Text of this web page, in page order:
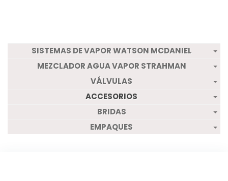
SISTEMAS DE VAPOR WATSON MCDANIEL
MEZCLADOR AGUA VAPOR STRAHMAN
VÁLVULAS
ACCESORIOS
BRIDAS
EMPAQUES